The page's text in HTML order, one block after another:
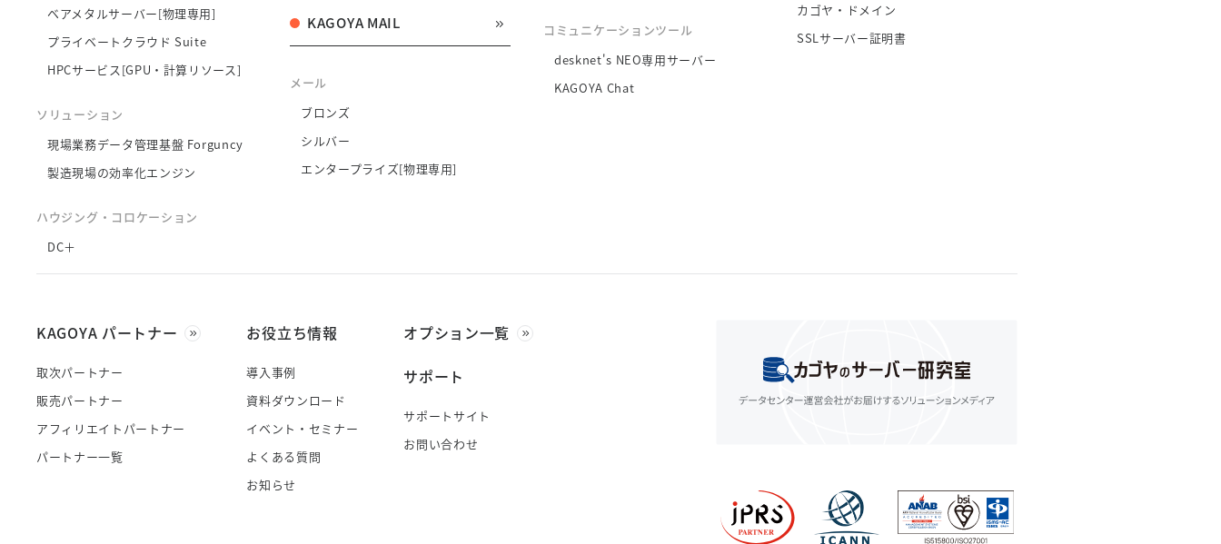
ベアメタルサーバー[物理専用]
プライベートクラウド Suite
HPCサービス[GPU・計算リソース]
ソリューション
現場業務データ管理基盤 Forguncy
製造現場の効率化エンジン
ハウジング・コロケーション
DC＋
KAGOYA MAIL
メール
ブロンズ
シルバー
エンタープライズ[物理専用]
コミュニケーションツール
desknet's NEO専用サーバー
KAGOYA Chat
カゴヤ・ドメイン
SSLサーバー証明書
KAGOYA パートナー
取次パートナー
販売パートナー
アフィリエイトパートナー
パートナー一覧
お役立ち情報
導入事例
資料ダウンロード
イベント・セミナー
よくある質問
お知らせ
オプション一覧
サポート
サポートサイト
お問い合わせ